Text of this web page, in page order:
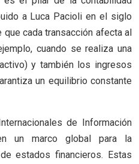
a Luca Pacioli en el siglo
cada transacción afecta al
cuando se realiza una
y también los ingresos
un equilibrio constante
de Información
un marco global para la
estados financieros. Estas